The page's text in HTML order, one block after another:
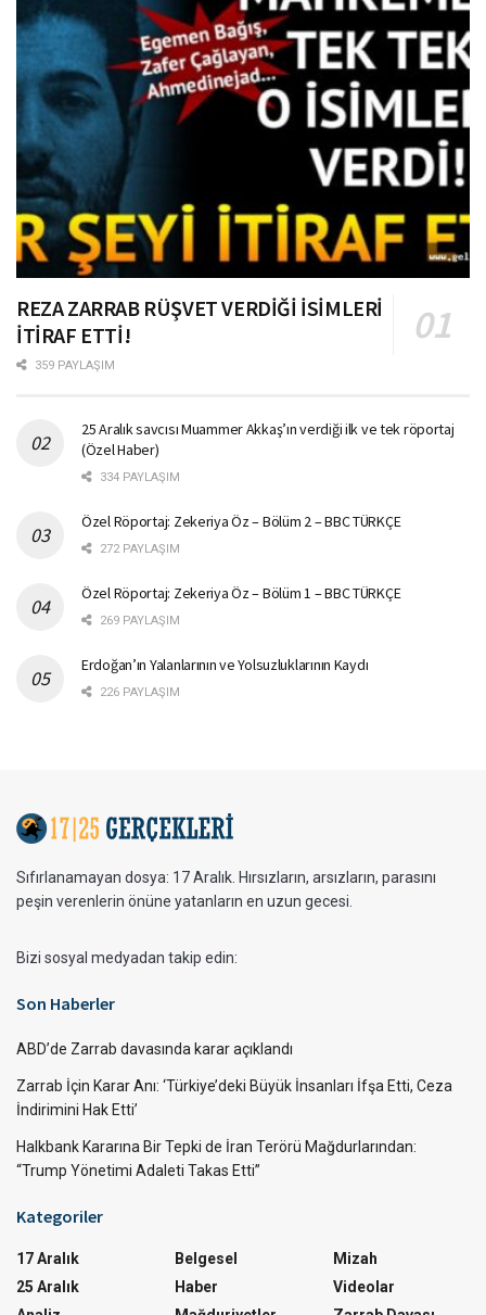
REZA ZARRAB RÜŞVET VERDİĞİ İSİMLERİ
İTİRAF ETTİ!
359 PAYLAŞIM
25 Aralık savcısı Muammer Akkaş’ın verdiği ilk ve tek röportaj
(Özel Haber)
334 PAYLAŞIM
Özel Röportaj: Zekeriya Öz – Bölüm 2 – BBC TÜRKÇE
272 PAYLAŞIM
Özel Röportaj: Zekeriya Öz – Bölüm 1 – BBC TÜRKÇE
269 PAYLAŞIM
Erdoğan’ın Yalanlarının ve Yolsuzluklarının Kaydı
226 PAYLAŞIM
Sıfırlanamayan dosya: 17 Aralık. Hırsızların, arsızların, parasını
peşin verenlerin önüne yatanların en uzun gecesi.
Bizi sosyal medyadan takip edin:
Son Haberler
ABD’de Zarrab davasında karar açıklandı
Zarrab İçin Karar Anı: ‘Türkiye’deki Büyük İnsanları İfşa Etti, Ceza
İndirimini Hak Etti’
Halkbank Kararına Bir Tepki de İran Terörü Mağdurlarından:
“Trump Yönetimi Adaleti Takas Etti”
Kategoriler
17 Aralık
25 Aralık
Belgesel
Haber
Mizah
Videolar